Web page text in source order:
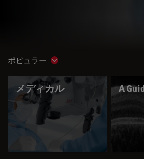
ポピュラー Show subnavigation
メディカル A